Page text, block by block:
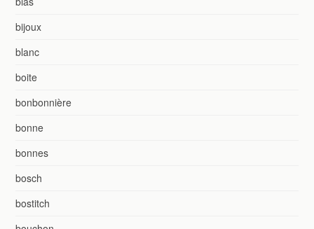
bijoux
blanc
boite
bonbonnière
bonne
bonnes
bosch
bostitch